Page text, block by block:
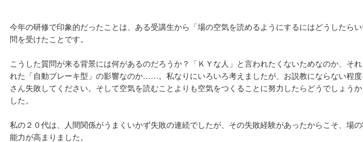
今年の研修で印象的だったことは、ある受講生から「場の空気を読めるようにするにはどうしたら
問を受けたことです。
こうした質問が来る背景には何があるのだろうか？「ＫＹな人」と言われたくないためなのか、そ
れた「自動ブレーキ型」の影響なのか……。私なりにいろいろ考えましたが、お説教にならない程度
さん失敗してください。そして空気を読むことよりも空気をつくることに努力したらどうでしょう
した。
私の２０代は、人間関係がうまくいかず失敗の連続でしたが、その失敗経験があったからこそ、場
能力が高まりました。